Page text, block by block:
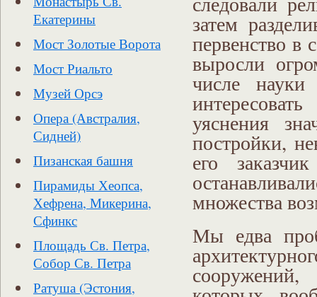
Екатерины
Мост Золотые Ворота
Мост Риальто
Музей Орсэ
Опера (Австралия,
Сидней)
Пизанская башня
Пирамиды Хеопса,
Хефрена, Микерина,
Сфинкс
Площадь Св. Петра,
Собор Св. Петра
Ратуша (Эстония,
затем
первенство
выросли
числе
уяснения
постройки,
его
множества
Мы едва